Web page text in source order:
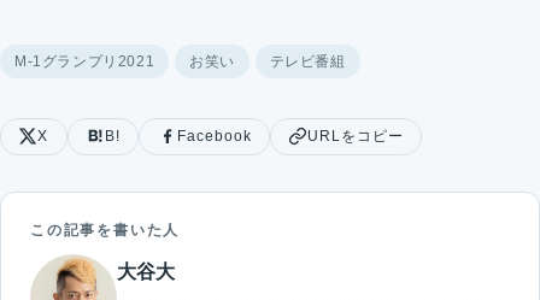
M-1グランプリ2021 お笑い テレビ番組
X B! Facebook URLをコピー
この記事を書いた人
大谷大